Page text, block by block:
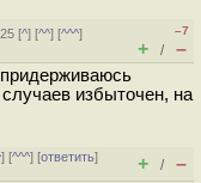
[^] [^^] [^^^]
–7
+ / –
избыточен, на
] [^^^] [ответить]
+ / –